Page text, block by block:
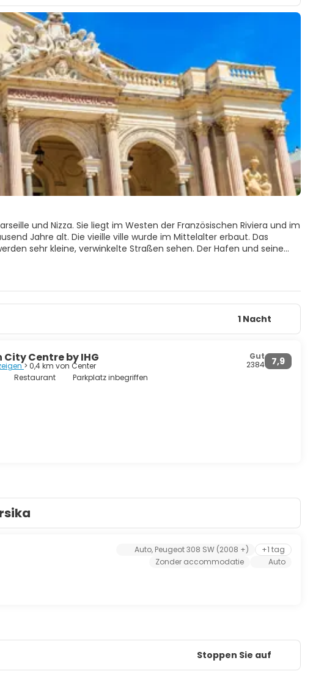
und Nizza. Sie liegt im Westen der Französischen Riviera und im
Jahre alt. Die vieille ville wurde im Mittelalter erbaut. Das
sehr kleine, verwinkelte Straßen sehen. Der Hafen und seine
Saint François de Paule. Erbaut im 18. Jahrhundert, ist sie im
im Schatten dieses Platzes in einem Café zu verweilen.
Puget. Erbaut im 11. Jahrhundert, wurde sie nie fertiggestellt,
Schöne Strände finden sich in den kleinen Städten rund um
1 Nacht
Centre by IHG
> 0,4 km von Center 7,9
Gut
2384
Restaurant
Parkplatz inbegriffen
Auto, Peugeot 308 SW (2008 +)
+1 tag
Zonder accommodatie
Auto
Stoppen Sie auf